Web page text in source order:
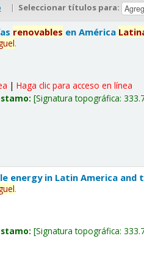
| Seleccionar títulos para:
renovables en América
.
|Haga clic para acceso en línea
Signatura topográfica:
energy in Latin America and
.
Signatura topográfica: